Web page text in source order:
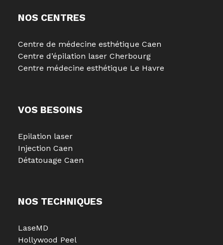
NOS CENTRES
Centre de médecine esthétique Caen
Centre d’épilation laser Cherbourg
Centre médecine esthétique Le Havre
VOS BESOINS
Epilation laser
Injection Caen
Détatouage Caen
NOS TECHNIQUES
LaseMD
Hollywood Peel